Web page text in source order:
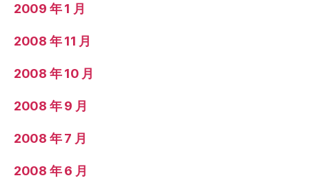
2009 年 1 月
2008 年 11 月
2008 年 10 月
2008 年 9 月
2008 年 7 月
2008 年 6 月